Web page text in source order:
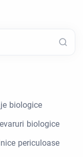
biologice
biologice
periculoase